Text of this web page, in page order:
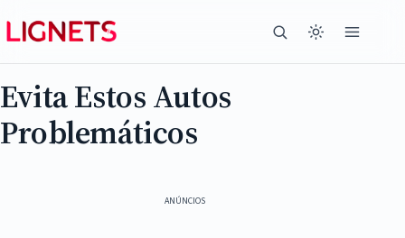
Evita Estos Autos
Problemáticos
ANÚNCIOS